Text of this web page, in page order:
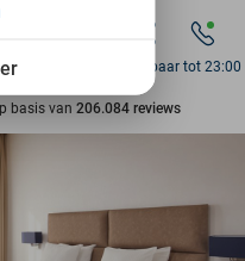
beschikbaar
leden
basis van 206.084 reviews
deals
leden
Bereikbaar tot 23:00